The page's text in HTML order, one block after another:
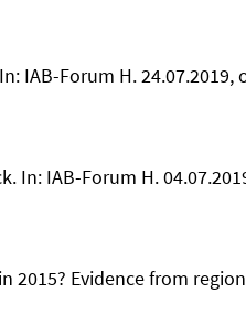
IAB-Forum H. 24.07.2019,
In: IAB-Forum H.
Evidence from